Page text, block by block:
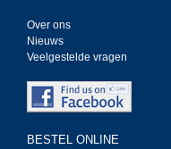
Over ons
Nieuws
Veelgestelde vragen
BESTEL ONLINE